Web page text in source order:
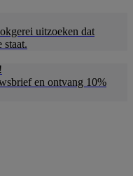
uitzoeken dat
staat.
en ontvang 10%